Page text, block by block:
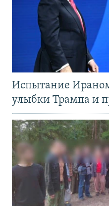
Испытание
улыбки Трампа и